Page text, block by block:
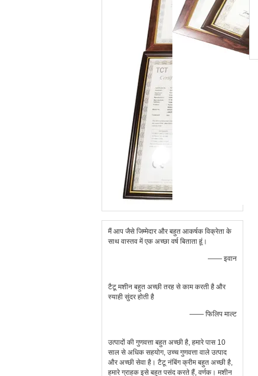
मैं आप जैसे जिम्मेदार और बहुत आकर्षक विक्रेता के
साथ वास्तव में एक अच्छा वर्ष बिताता हूं।
—— इवान
टैटू मशीन बहुत अच्छी तरह से काम करती है और
स्याही सुंदर होती है
—— फिलिप माल्ट
उत्पादों की गुणवत्ता बहुत अच्छी है, हमारे पास 10
साल से अधिक सहयोग, उच्च गुणवत्ता वाले उत्पाद
और अच्छी सेवा है। टैटू नंबिंग क्रीम बहुत अच्छी है,
हमारे ग्राहक इसे बहुत पसंद करते हैं, वर्णक। मशीन